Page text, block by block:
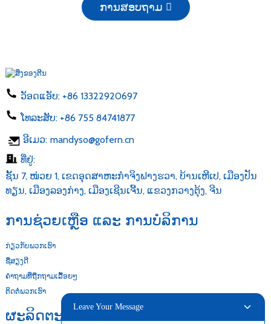
ການສອບຖາມ
ວັອດແອັບ: +86 13322920697
ໂທລະສັບ: +86 755 84741877
ອີເມວ: mandyso@gofern.cn
ທີ່ຢູ່:
ຊັ້ນ 7, ໜ່ວຍ 1, ເຂດອຸດສາຫະກຳຈິງຟາງຮວາ, ບ້ານເຫີເປ, ເມືອງປັນ
ທຽນ, ເມືອງລອງກ່າງ, ເມືອງເຊີນເຈີ້ນ, ແຂວງກວາງຕຸ້ງ, ຈີນ
ການຊ່ວຍເຫຼືອ ແລະ ການບໍລິການ
ກ່ຽວກັບພວກເຮົາ
ຊື່ສຽງດີ
ຄຳຖາມທີ່ຖືກຖາມເລື້ອຍໆ
ຕິດຕໍ່ພວກເຮົາ
ຜະລິດຕະພັນຂອງພວກເຮົາ
Leave Your Message